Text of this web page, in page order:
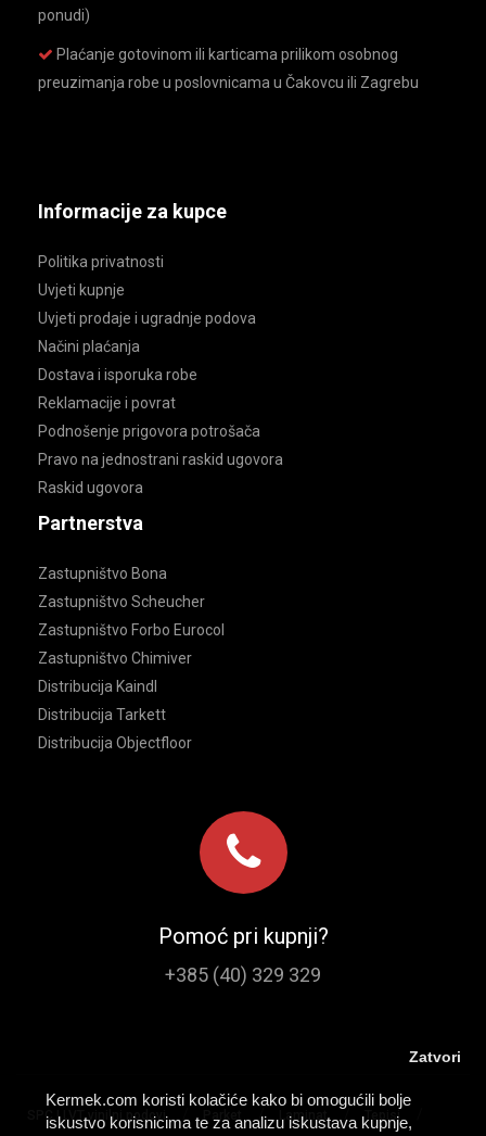
Kermek.com koristi kolačiće kako bi omogućili bolje
iskustvo korisnicima te za analizu iskustava kupnje,
Zatvori
ponudi)
Plaćanje gotovinom ili karticama prilikom osobnog
preuzimanja robe u poslovnicama u Čakovcu ili Zagrebu
Informacije za kupce
Politika privatnosti
Uvjeti kupnje
Uvjeti prodaje i ugradnje podova
Načini plaćanja
Dostava i isporuka robe
Reklamacije i povrat
Podnošenje prigovora potrošača
Pravo na jednostrani raskid ugovora
Raskid ugovora
Partnerstva
Zastupništvo Bona
Zastupništvo Scheucher
Zastupništvo Forbo Eurocol
Zastupništvo Chimiver
Distribucija Kaindl
Distribucija Tarkett
Distribucija Objectfloor
Pomoć pri kupnji?
+385 (40) 329 329
SPC I LVT vinilni podovi / Laminat / Tepisi